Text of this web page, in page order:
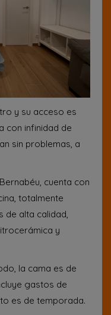
y su acceso es
con infinidad de
sin problemas, a
cuenta con
totalmente
de alta calidad,
y
la cama es de
gastos de
es de temporada.